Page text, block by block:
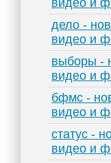
видео и
дело -
видео и
выборы -
видео и
бфмс -
видео и
статус -
видео и